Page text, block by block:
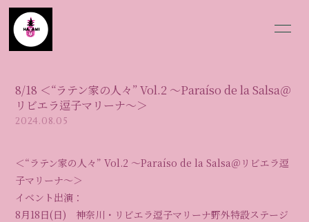
SCHEDULE
DISCOGRAPHY
MOVIE
PHOTO
8/18 ＜“ラテン家の⼈々” Vol.2 〜Paraíso de la Salsa＠
リビエラ逗子マリーナ〜＞
2024.08.05
＜“ラテン家の⼈々” Vol.2 〜Paraíso de la Salsa＠リビエラ逗
子マリーナ〜＞
イベント出演：
8月18日(日) 神奈川・リビエラ逗子マリーナ野外特設ステージ